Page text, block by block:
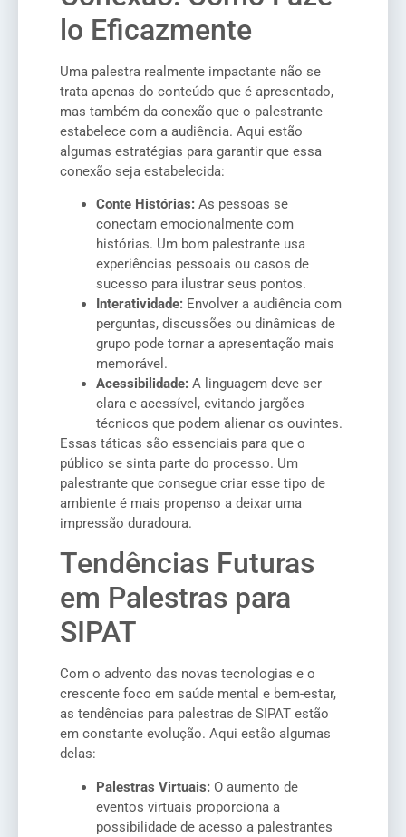
lo Eficazmente
Uma palestra realmente impactante não se
trata apenas do conteúdo que é apresentado,
mas também da conexão que o palestrante
estabelece com a audiência. Aqui estão
algumas estratégias para garantir que essa
conexão seja estabelecida:
Conte Histórias: As pessoas se
conectam emocionalmente com
histórias. Um bom palestrante usa
experiências pessoais ou casos de
sucesso para ilustrar seus pontos.
Interatividade: Envolver a audiência com
perguntas, discussões ou dinâmicas de
grupo pode tornar a apresentação mais
memorável.
Acessibilidade: A linguagem deve ser
clara e acessível, evitando jargões
técnicos que podem alienar os ouvintes.
Essas táticas são essenciais para que o
público se sinta parte do processo. Um
palestrante que consegue criar esse tipo de
ambiente é mais propenso a deixar uma
impressão duradoura.
Tendências Futuras
em Palestras para
SIPAT
Com o advento das novas tecnologias e o
crescente foco em saúde mental e bem-estar,
as tendências para palestras de SIPAT estão
em constante evolução. Aqui estão algumas
delas:
Palestras Virtuais: O aumento de
eventos virtuais proporciona a
possibilidade de acesso a palestrantes